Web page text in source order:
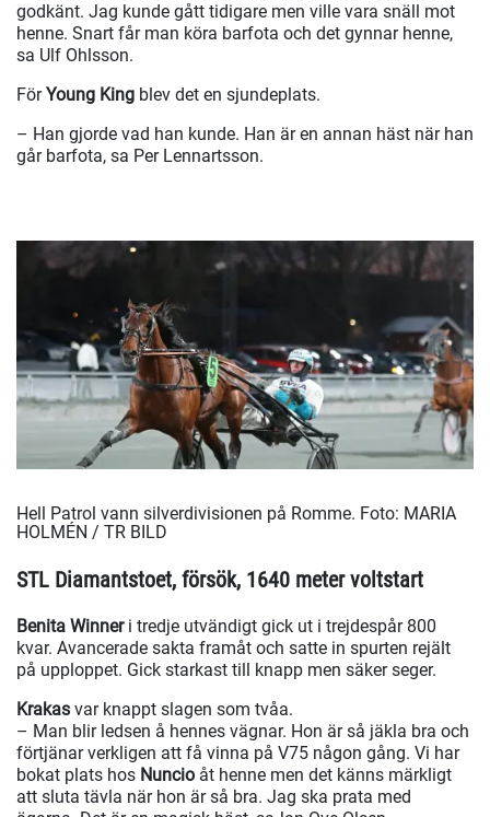
godkänt. Jag kunde gått tidigare men ville vara snäll mot
henne. Snart får man köra barfota och det gynnar henne,
sa Ulf Ohlsson.
FörYoung King blev det en sjundeplats.
– Han gjorde vad han kunde. Han är en annan häst när han
går barfota, sa Per Lennartsson.
Hell Patrol vann silverdivisionen på Romme. Foto: MARIA
HOLMÉN / TR BILD
STL Diamantstoet, försök, 1640 meter voltstart
Benita Winner i tredje utvändigt gick ut i trejdespår 800
kvar. Avancerade sakta framåt och satte in spurten rejält
på upploppet. Gick starkast till knapp men säker seger.
Krakas var knappt slagen som tvåa.
– Man blir ledsen å hennes vägnar. Hon är så jäkla bra och
förtjänar verkligen att få vinna på V75 någon gång. Vi har
bokat plats hos Nuncio åt henne men det känns märkligt
att sluta tävla när hon är så bra. Jag ska prata med